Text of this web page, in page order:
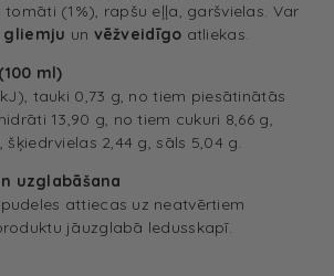
(1%), rapšu eļļa, garšvielas. Var
gliemju un vēžveidīgo atliekas.
ml)
tauki 0,73 g, no tiem piesātinātās
13,90 g, no tiem cukuri 8,66 g,
2,44 g, sāls 5,04 g.
uzglabāšana
attiecas uz neatvērtiem
jāuzglabā ledusskapī.